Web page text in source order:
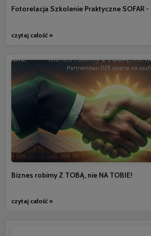
Fotorelacja Szkolenie Praktyczne SOFAR -
czytaj całość »
Biznes robimy Z TOBĄ, nie NA TOBIE!
czytaj całość »